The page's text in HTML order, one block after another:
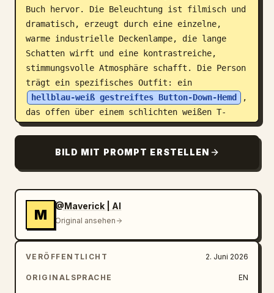
Buch hervor. Die Beleuchtung ist filmisch und
dramatisch, erzeugt durch eine einzelne,
warme industrielle Deckenlampe, die lange
Schatten wirft und eine kontrastreiche,
stimmungsvolle Atmosphäre schafft. Die Person
trägt ein spezifisches Outfit: ein
hellblau-weiß gestreiftes Button-Down-Hemd
,
das offen über einem schlichten weißen T-
Shirt mit Rundhalsausschnitt getragen wird.
Lederimitat wird quer über der Brust
getragen. Dazu trägt die Person eine
saubere, weiße Ledersneaker. Eine schwarze
Digitaluhr ist am linken Handgelenk sichtbar.
Die Umgebung ist detailreich gestaltet: Auf
der zerkratzten Werkbank liegen verstreut
dicke Kohlestifte, ein gesprenkelter
Keramikbecher, ein Stapel alter
BILD MIT PROMPT ERSTELLEN
M
@Maverick | AI
Original ansehen
VERÖFFENTLICHT 2. Juni 2026
ORIGINALSPRACHE EN